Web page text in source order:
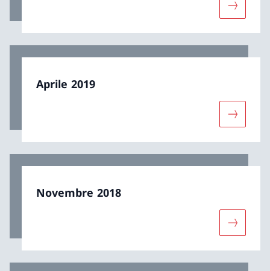
Aprile 2019
Novembre 2018